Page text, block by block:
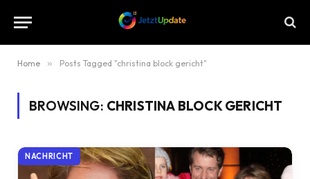
Home » Posts Tagged "christina block gericht"
BROWSING: CHRISTINA BLOCK GERICHT
NACHRICHT